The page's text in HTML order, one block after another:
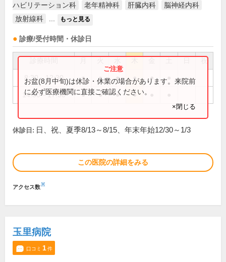
ハビリテーション科
老年精神科 肝臓内科
脳神経内科
放射線科
もっと見る
診療/受付時間・休診日
祝
8:30～12:30 ● ● ● ● ●
14:30～17:30 ● ● ● ●
お盆(8月中旬)は休診・休業の場合があります。来院前
に必ず医療機関に直接ご確認ください。
×閉じる
休診日: 日、祝、夏季8/13～8/15、年末年始12/30～1/3
この医院の詳細をみる
アクセス数※
玉里病院
口コミ 1件